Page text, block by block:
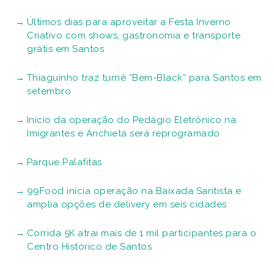
Últimos dias para aproveitar a Festa Inverno
Criativo com shows, gastronomia e transporte
grátis em Santos
Thiaguinho traz turnê “Bem-Black” para Santos em
setembro
Início da operação do Pedágio Eletrônico na
Imigrantes e Anchieta será reprogramado
Parque Palafitas
99Food inicia operação na Baixada Santista e
amplia opções de delivery em seis cidades
Corrida 5K atrai mais de 1 mil participantes para o
Centro Histórico de Santos